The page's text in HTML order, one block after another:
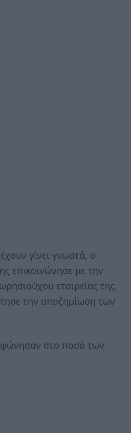
γίνει γνωστά, ο
επικοινώνησε με την
εταιρείας της
την αποζημίωση των
στο ποσό των